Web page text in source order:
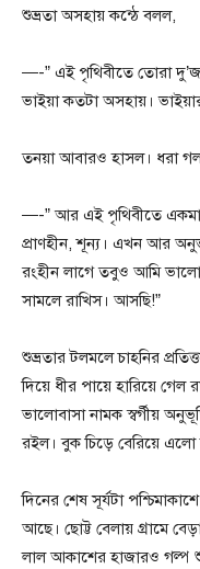
শুভ্রতা অসহায় কন্ঠে বলল,
—-” এই পৃথিবীতে তোরা
ভাইয়া কতটা অসহায়।
তনয়া আবারও হাসল। ধরা
—-” আর এই পৃথিবীতে
প্রাণহীন, শূন্য। এখন আর
রংহীন লাগে তবুও আমি
সামলে রাখিস। আসছি!”
শুভ্রতার টলমলে চাহনির
দিয়ে ধীর পায়ে হারিয়ে গেল
ভালোবাসা নামক স্বর্গীয়
রইল। বুক চিড়ে বেরিয়ে এলো
দিনের শেষ সূর্যটা
আছে। ছোট্ট বেলায় গ্রামে
লাল আকাশের হাজারও গল্প